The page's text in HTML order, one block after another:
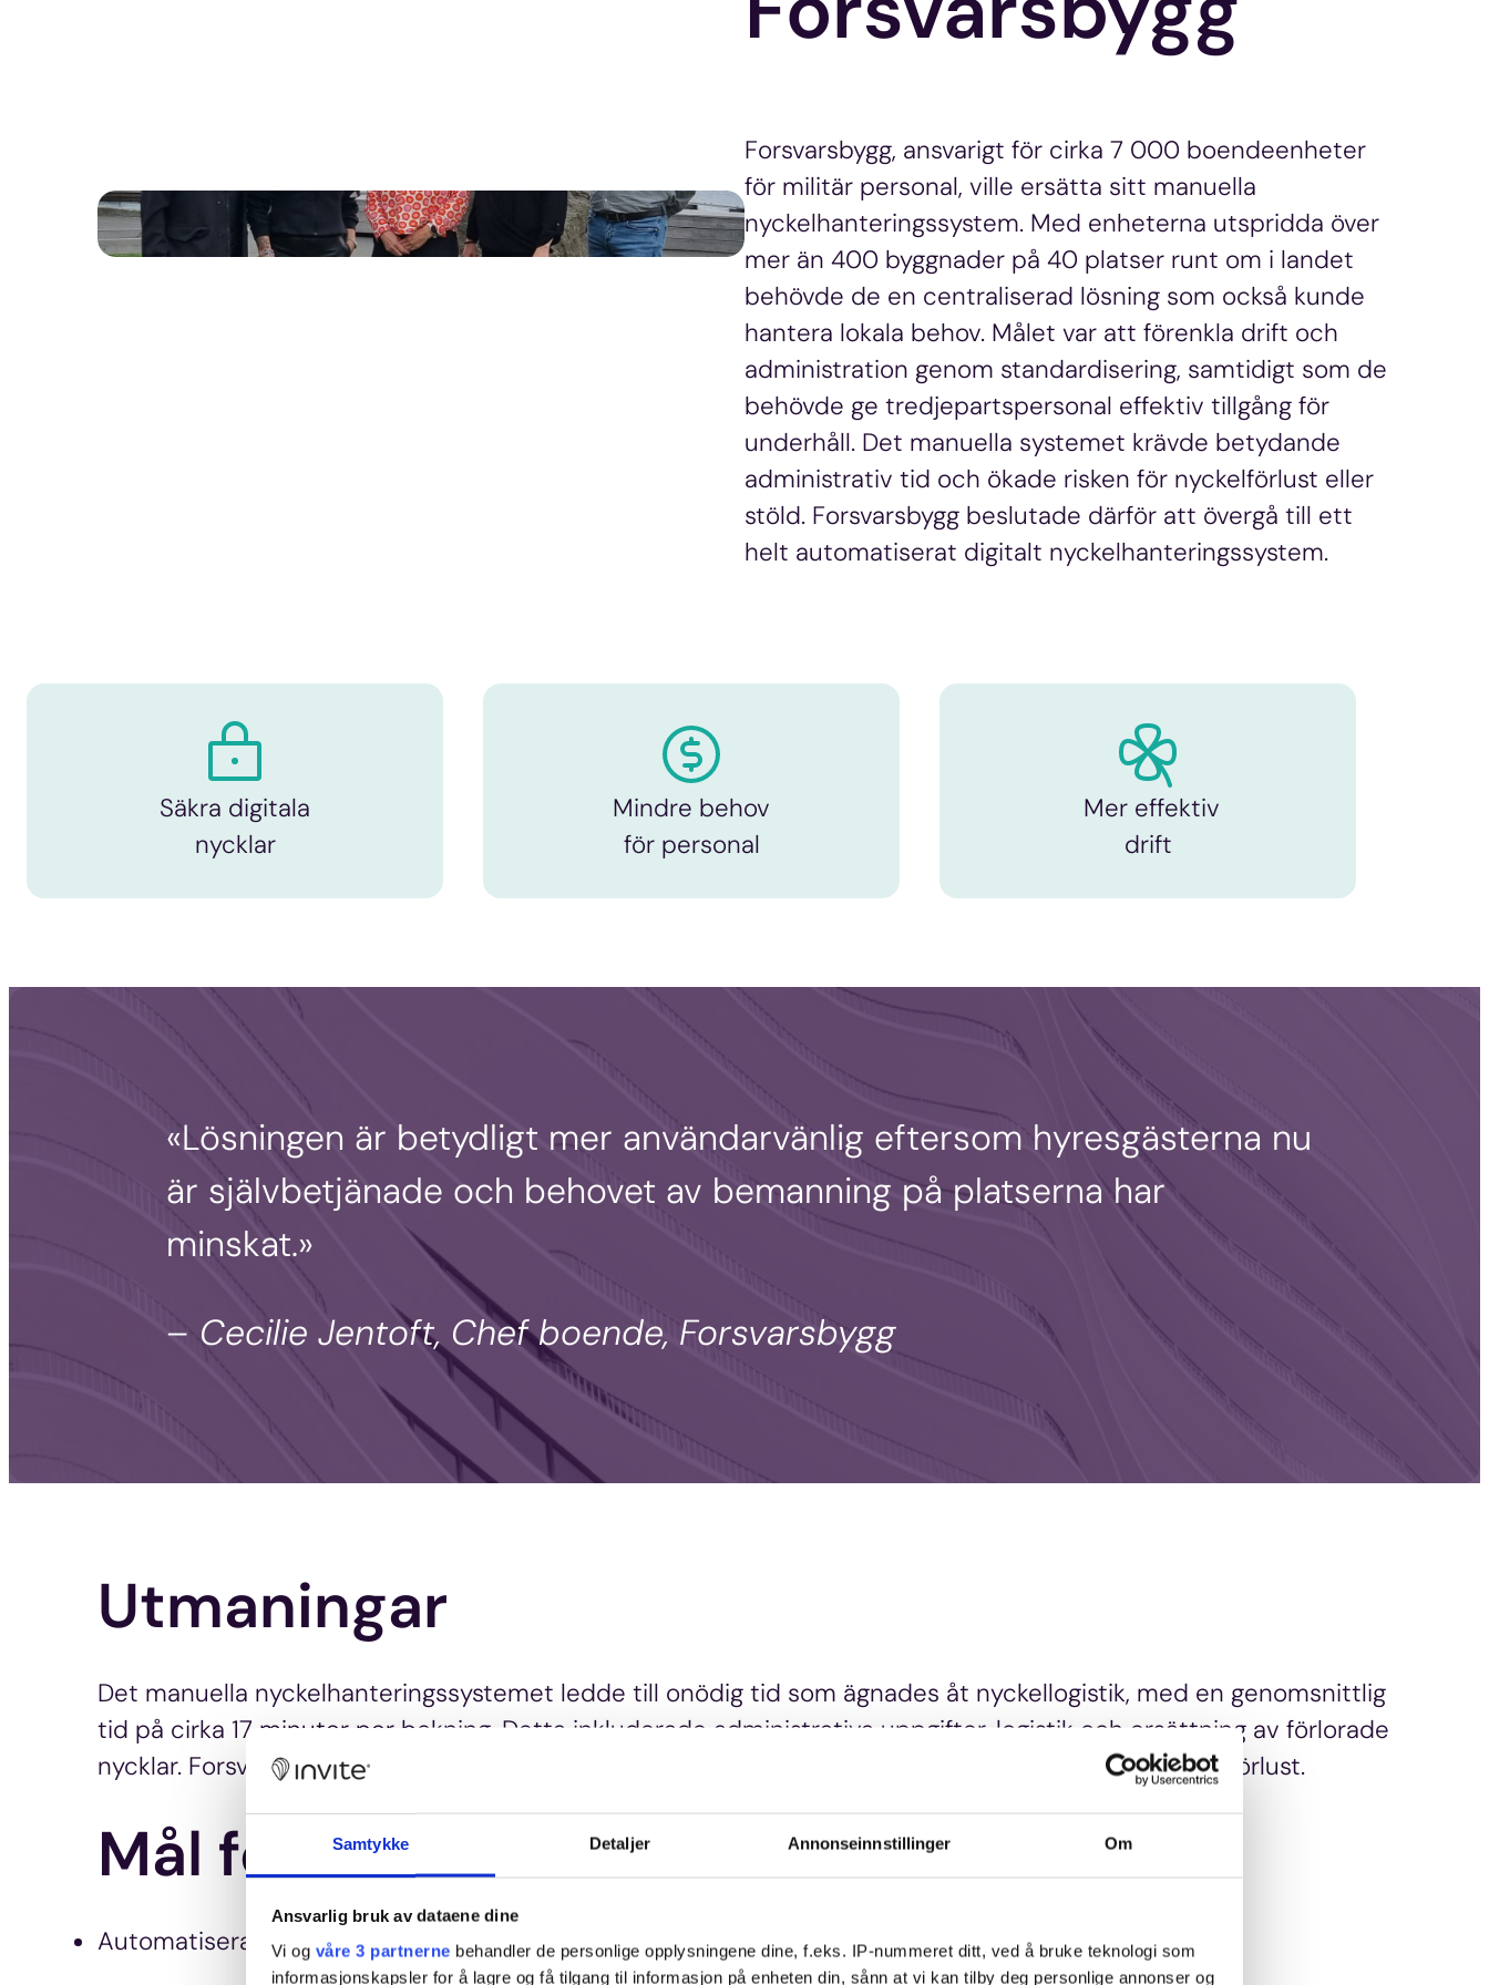
Samtykke Detaljer Annonseinnstillinger Om
Ansvarlig bruk av dataene dine
Vi og våre 3 partnerne behandler de personlige opplysningene dine, f.eks. IP-nummeret ditt, ved å bruke teknologi som
informasjonskapsler for å lagre og få tilgang til informasjon på enheten din, sånn at vi kan tilby deg personlige annonser og
Forsvarsbygg, ansvarigt för cirka 7 000 boendeenheter
för militär personal, ville ersätta sitt manuella
nyckelhanteringssystem. Med enheterna utspridda över
mer än 400 byggnader på 40 platser runt om i landet
behövde de en centraliserad lösning som också kunde
hantera lokala behov. Målet var att förenkla drift och
administration genom standardisering, samtidigt som de
behövde ge tredjepartspersonal effektiv tillgång för
underhåll. Det manuella systemet krävde betydande
administrativ tid och ökade risken för nyckelförlust eller
stöld. Forsvarsbygg beslutade därför att övergå till ett
helt automatiserat digitalt nyckelhanteringssystem.
Säkra digitala
nycklar
Mindre behov
för personal
Mer effektiv
drift
«Lösningen är betydligt mer användarvänlig eftersom hyresgästerna nu
är självbetjänade och behovet av bemanning på platserna har
minskat.»
– Cecilie Jentoft, Chef boende, Forsvarsbygg
Utmaningar
Det manuella nyckelhanteringssystemet ledde till onödig tid som ägnades åt nyckellogistik, med en genomsnittlig
tid på cirka 17 minuter per bokning. Detta inkluderade administrativa uppgifter, logistik och ersättning av förlorade
nycklar. Forsvarsbygg ville minska denna tid samtidigt som de ville förbättra säkerheten kring nyckelförlust.
Mål för systemet
Automatisera gäståtkomst baserat på bokningsinformation.